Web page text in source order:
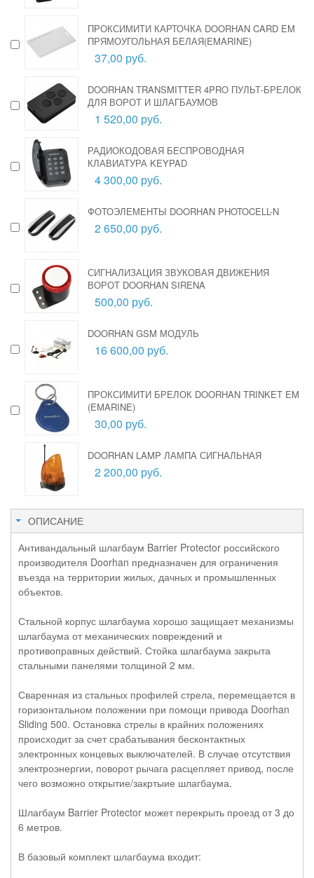
ПРОКСИМИТИ КАРТОЧКА DOORHAN CARD EM
ПРЯМОУГОЛЬНАЯ БЕЛАЯ(EMARINE)
37,00 руб.
DOORHAN TRANSMITTER 4PRO ПУЛЬТ-БРЕЛОК
ДЛЯ ВОРОТ И ШЛАГБАУМОВ
1 520,00 руб.
РАДИОКОДОВАЯ БЕСПРОВОДНАЯ
КЛАВИАТУРА KEYPAD
4 300,00 руб.
ФОТОЭЛЕМЕНТЫ DOORHAN PHOTOCELL-N
2 650,00 руб.
СИГНАЛИЗАЦИЯ ЗВУКОВАЯ ДВИЖЕНИЯ
ВОРОТ DOORHAN SIRENA
500,00 руб.
DOORHAN GSM МОДУЛЬ
16 600,00 руб.
ПРОКСИМИТИ БРЕЛОК DOORHAN TRINKET EM
(EMARINE)
30,00 руб.
DOORHAN LAMP ЛАМПА СИГНАЛЬНАЯ
2 200,00 руб.
ОПИСАНИЕ
Антивандальный шлагбаум Barrier Protector российского
производителя Doorhan предназначен для ограничения
въезда на территории жилых, дачных и промышленных
объектов.
Стальной корпус шлагбаума хорошо защищает механизмы
шлагбаума от механических повреждений и
противоправных действий. Стойка шлагбаума закрыта
стальными панелями толщиной 2 мм.
Сваренная из стальных профилей стрела, перемещается в
горизонтальном положении при помощи привода Doorhan
Sliding 500. Остановка стрелы в крайних положениях
происходит за счет срабатывания бесконтактных
электронных концевых выключателей. В случае отсутствия
электроэнергии, поворот рычага расцепляет привод, после
чего возможно открытие/закртыие шлагбаума.
Шлагбаум Barrier Protector может перекрыть проезд от 3 до
6 метров.
В базовый комплект шлагбаума входит: